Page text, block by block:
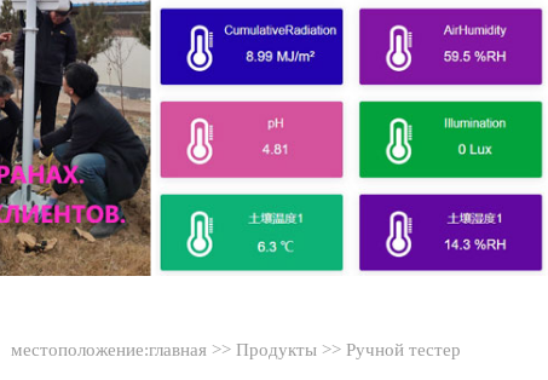
местоположение:главная >> Продукты >> Ручной тестер